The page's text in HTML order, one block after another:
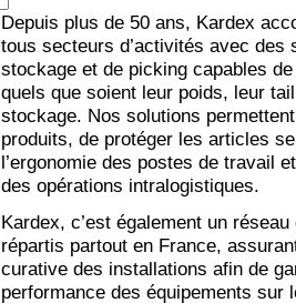
Depuis plus de 50 ans, Kardex
tous secteurs d’activités avec des
stockage et de picking capables
quels que soient leur poids, leur
stockage. Nos solutions
produits, de protéger les articles
l’ergonomie des postes de travail
des opérations intralogistiques.
Kardex, c’est également un
répartis partout en France,
curative des installations afin de
performance des équipements sur